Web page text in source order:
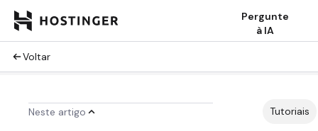
Pergunte
à IA
Voltar
Neste artigo Tutoriais